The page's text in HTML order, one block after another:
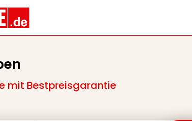
mit Bestpreisgarantie